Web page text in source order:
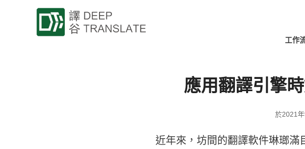
工作
應用翻譯引擎
於2021
近年來，坊間的翻譯軟件琳瑯滿